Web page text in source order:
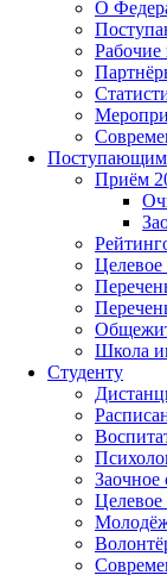
О
Поступающим
Приём
Целевое
Школа
Студенту
Заочное
Целевое